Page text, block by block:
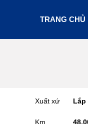
TRANG CHỦ
Xuất xứ Lắp
Km